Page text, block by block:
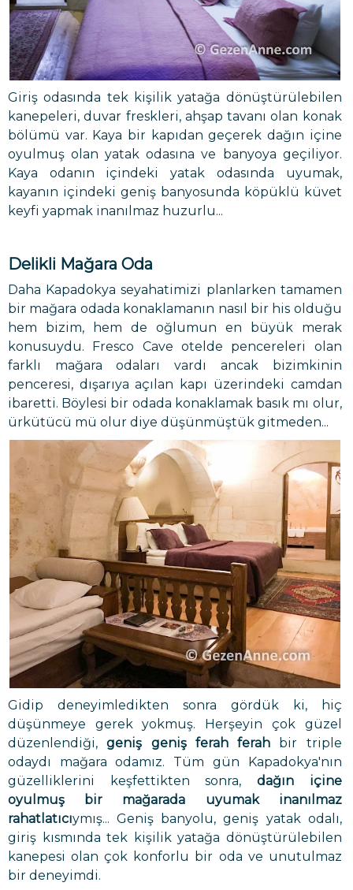
Giriş odasında tek kişilik yatağa dönüştürülebilen
kanepeleri, duvar freskleri, ahşap tavanı olan konak
bölümü var. Kaya bir kapıdan geçerek dağın içine
oyulmuş olan yatak odasına ve banyoya geçiliyor.
Kaya odanın içindeki yatak odasında uyumak,
kayanın içindeki geniş banyosunda köpüklü küvet
keyfi yapmak inanılmaz huzurlu...
Delikli Mağara Oda
Daha Kapadokya seyahatimizi planlarken tamamen
bir mağara odada konaklamanın nasıl bir his olduğu
hem bizim, hem de oğlumun en büyük merak
konusuydu. Fresco Cave otelde pencereleri olan
farklı mağara odaları vardı ancak bizimkinin
penceresi, dışarıya açılan kapı üzerindeki camdan
ibaretti. Böylesi bir odada konaklamak basık mı olur,
ürkütücü mü olur diye düşünmüştük gitmeden...
Gidip deneyimledikten sonra gördük ki, hiç
düşünmeye gerek yokmuş. Herşeyin çok güzel
düzenlendiği,geniş geniş ferah ferah bir triple
odaydı mağara odamız. Tüm gün Kapadokya'nın
güzelliklerini keşfettikten sonra,dağın içine
oyulmuş bir mağarada uyumak inanılmaz
rahatlatıcıymış... Geniş banyolu, geniş yatak odalı,
giriş kısmında tek kişilik yatağa dönüştürülebilen
kanepesi olan çok konforlu bir oda ve unutulmaz
bir deneyimdi.